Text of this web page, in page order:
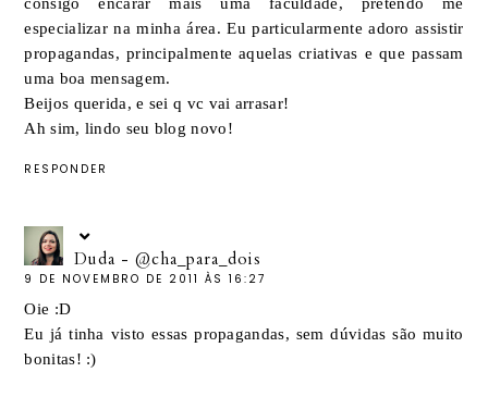
consigo encarar mais uma faculdade, pretendo me
especializar na minha área. Eu particularmente adoro assistir
propagandas, principalmente aquelas criativas e que passam
uma boa mensagem.
Beijos querida, e sei q vc vai arrasar!
Ah sim, lindo seu blog novo!
RESPONDER
Duda - @cha_para_dois
9 DE NOVEMBRO DE 2011 ÀS 16:27
Oie :D
Eu já tinha visto essas propagandas, sem dúvidas são muito
bonitas! :)